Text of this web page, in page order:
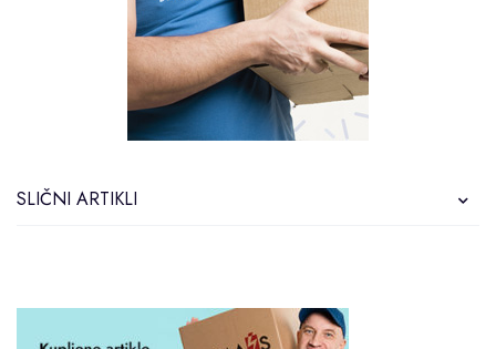
SLIČNI ARTIKLI